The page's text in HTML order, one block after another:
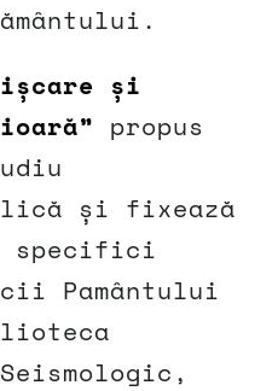
și
propus
și fixează
specifici
Pamântului